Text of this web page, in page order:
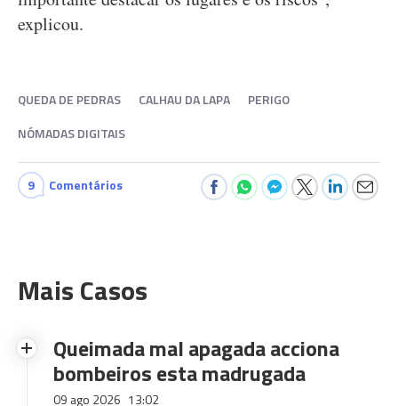
explicou.
QUEDA DE PEDRAS CALHAU DA LAPA
PERIGO
NÓMADAS DIGITAIS
9 Comentários
Mais Casos
Queimada mal apagada acciona
bombeiros esta madrugada
09 ago 2026 13:02